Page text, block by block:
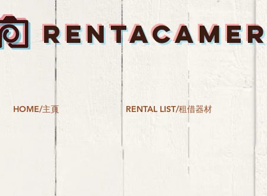
HOME/主頁 RENTAL LIST/租借器材